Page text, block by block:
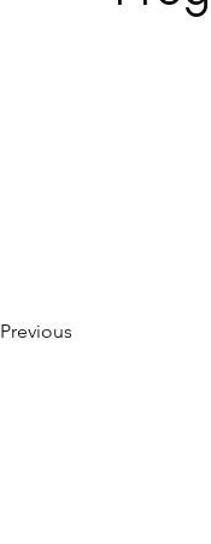
Previous